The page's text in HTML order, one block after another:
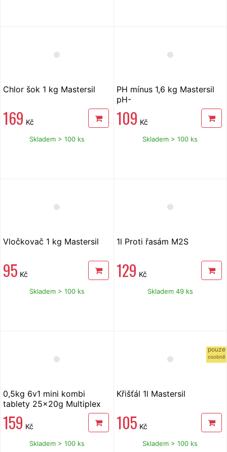
Chlor šok 1 kg Mastersil
169 Kč
Skladem > 100 ks
PH mínus 1,6 kg Mastersil
pH-
109 Kč
Skladem > 100 ks
Vločkovač 1 kg Mastersil
95 Kč
Skladem > 100 ks
1l Proti řasám M2S
129 Kč
Skladem 49 ks
0,5kg 6v1 mini kombi
tablety 25x20g Multiplex
159 Kč
Skladem > 100 ks
pouze
osobně
Křišťál 1l Mastersil
105 Kč
Skladem > 100 ks